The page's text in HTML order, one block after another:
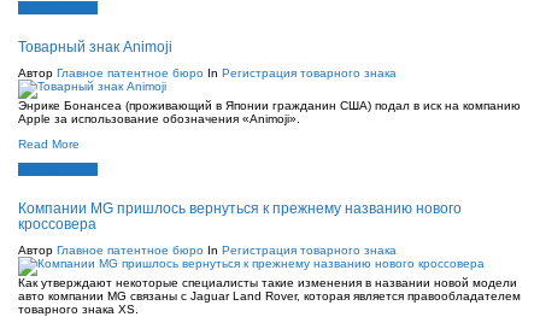
Товарный знак Animoji
Автор Главное патентное бюро In Регистрация товарного знака
Энрике Бонансеа (проживающий в Японии гражданин США) подал в иск на компанию
Apple за использование обозначения «Animoji».
Read More
Компании MG пришлось вернуться к прежнему названию нового
кроссовера
Автор Главное патентное бюро In Регистрация товарного знака
Как утверждают некоторые специалисты такие изменения в названии новой модели
авто компании MG связаны с Jaguar Land Rover, которая является правообладателем
товарного знака XS.